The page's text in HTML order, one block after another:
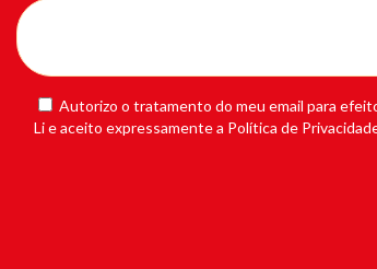
Autorizo o tratamento do meu email para
Li e aceito expressamente a Política de